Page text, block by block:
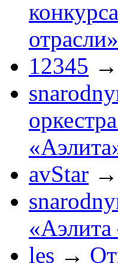
отрасли»
12345 →
avStar →
les →